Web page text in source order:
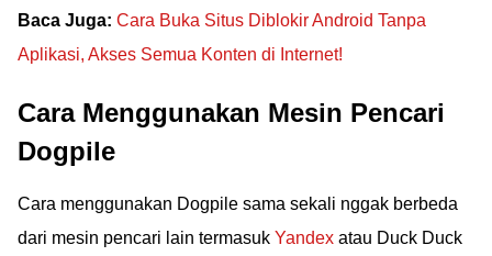
Baca Juga: Cara Buka Situs Diblokir Android Tanpa
Aplikasi, Akses Semua Konten di Internet!
Cara Menggunakan Mesin Pencari
Dogpile
Cara menggunakan Dogpile sama sekali nggak berbeda
dari mesin pencari lain termasuk Yandex atau Duck Duck